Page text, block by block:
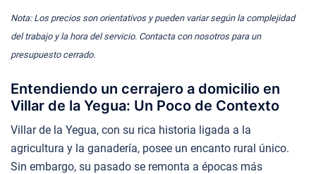
Nota: Los precios son orientativos y pueden variar según la complejidad
del trabajo y la hora del servicio. Contacta con nosotros para un
presupuesto cerrado.
Entendiendo un cerrajero a domicilio en
Villar de la Yegua: Un Poco de Contexto
Villar de la Yegua, con su rica historia ligada a la
agricultura y la ganadería, posee un encanto rural único.
Sin embargo, su pasado se remonta a épocas más